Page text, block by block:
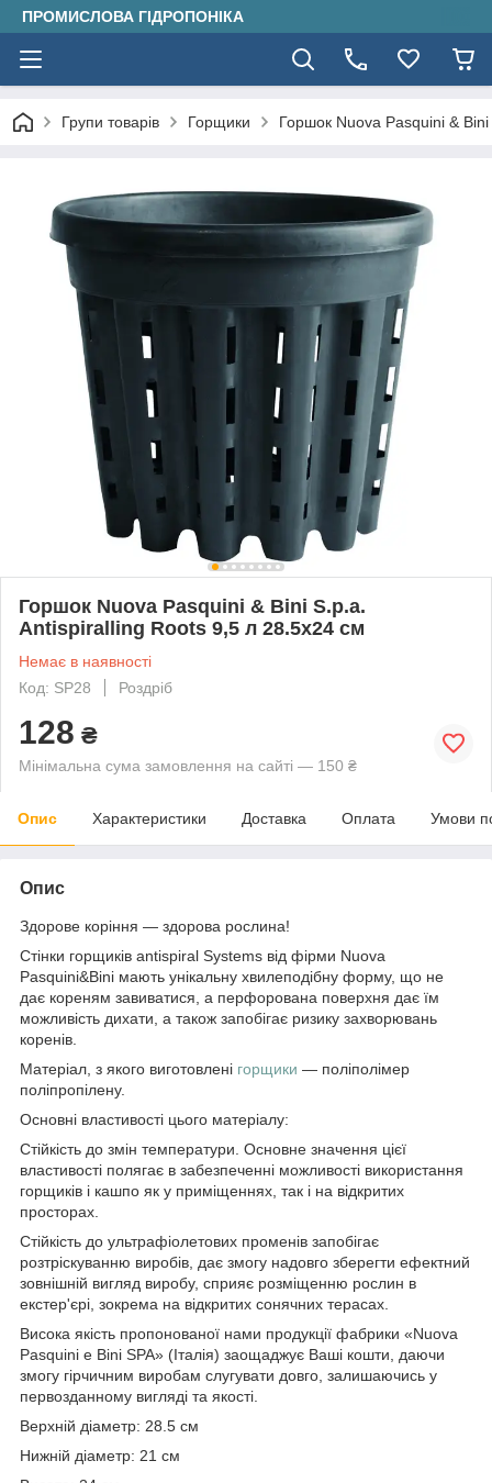
ПРОМИСЛОВА ГІДРОПОНІКА
Групи товарів Горщики Горшок Nuova Pasquini &
Горшок Nuova Pasquini & Bini S.p.a.
Antispiralling Roots 9,5 л 28.5х24 см
Немає в наявності
Код: SP28
Роздріб
128 ₴
Мінімальна сума замовлення на сайті — 150 ₴
Опис Характеристики Доставка Оплата Умови
Опис
Здорове коріння — здорова рослина!
Стінки горщиків antispiral Systems від фірми Nuova
Pasquini&Bini мають унікальну хвилеподібну форму, що не
дає кореням завиватися, а перфорована поверхня дає їм
можливість дихати, а також запобігає ризику захворювань
коренів.
Матеріал, з якого виготовлені горщики — поліполімер
поліпропілену.
Основні властивості цього матеріалу:
Стійкість до змін температури. Основне значення цієї
властивості полягає в забезпеченні можливості використання
горщиків і кашпо як у приміщеннях, так і на відкритих
просторах.
Стійкість до ультрафіолетових променів запобігає
розтріскуванню виробів, дає змогу надовго зберегти ефектний
зовнішній вигляд виробу, сприяє розміщенню рослин в
екстер'єрі, зокрема на відкритих сонячних терасах.
Висока якість пропонованої нами продукції фабрики «Nuova
Pasquini e Bini SPA» (Італія) заощаджує Ваші кошти, даючи
змогу гірчичним виробам слугувати довго, залишаючись у
первозданному вигляді та якості.
Верхній діаметр: 28.5 см
Нижній діаметр: 21 см